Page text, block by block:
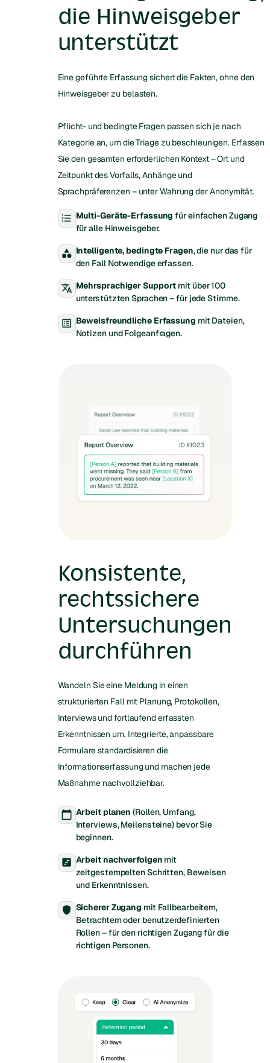
die Hinweisgeber
unterstützt
Eine geführte Erfassung sichert die Fakten, ohne den
Hinweisgeber zu belasten.
Pflicht- und bedingte Fragen passen sich je nach
Kategorie an, um die Triage zu beschleunigen. Erfassen
Sie den gesamten erforderlichen Kontext – Ort und
Zeitpunkt des Vorfalls, Anhänge und
Sprachpräferenzen – unter Wahrung der Anonymität.
format_list_numbered Multi-Geräte-Erfassung für einfachen Zugang
für alle Hinweisgeber.
category Intelligente, bedingte Fragen, die nur das für
den Fall Notwendige erfassen.
translate Mehrsprachiger Support mit über 100
unterstützten Sprachen – für jede Stimme.
list_alt Beweisfreundliche Erfassung mit Dateien,
Notizen und Folgeanfragen.
Konsistente,
rechtssichere
Untersuchungen
durchführen
Wandeln Sie eine Meldung in einen
strukturierten Fall mit Planung, Protokollen,
Interviews und fortlaufend erfassten
Erkenntnissen um. Integrierte, anpassbare
Formulare standardisieren die
Informationserfassung und machen jede
Maßnahme nachvollziehbar.
calendar_today Arbeit planen(Rollen, Umfang,
Interviews, Meilensteine) bevor Sie
beginnen.
view_timeline Arbeit nachverfolgen mit
zeitgestempelten Schritten, Beweisen
und Erkenntnissen.
shield Sicherer Zugang mit Fallbearbeitern,
Betrachtern oder benutzerdefinierten
Rollen – für den richtigen Zugang für die
richtigen Personen.